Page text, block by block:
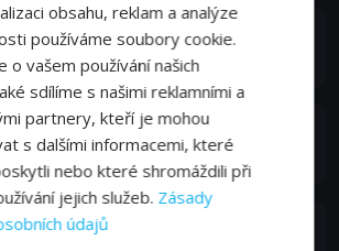
obsahu, reklam a analýze
používáme soubory cookie.
o vašem používání našich
sdílíme s našimi reklamními a
partnery, kteří je mohou
s dalšími informacemi, které
nebo které shromáždili při
jejich služeb. Zásady
údajů